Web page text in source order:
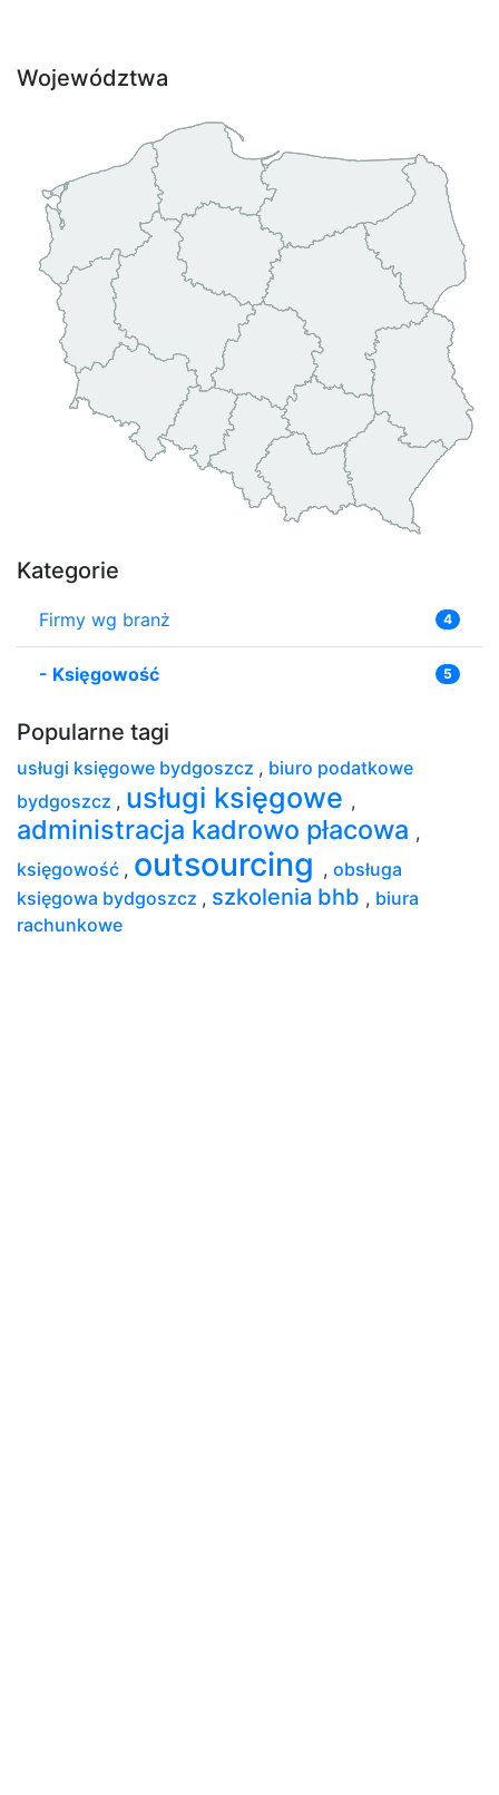
Województwa
Kategorie
Firmy wg branż 4
- Księgowość 5
Popularne tagi
usługi księgowe bydgoszcz , biuro podatkowe
bydgoszcz , usługi księgowe ,
administracja kadrowo płacowa ,
księgowość , outsourcing , obsługa
księgowa bydgoszcz , szkolenia bhb , biura
rachunkowe